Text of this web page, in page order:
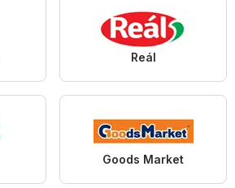
Reál
Goods Market